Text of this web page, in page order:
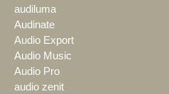
audiluma
Audinate
Audio Export
Audio Music
Audio Pro
audio zenit